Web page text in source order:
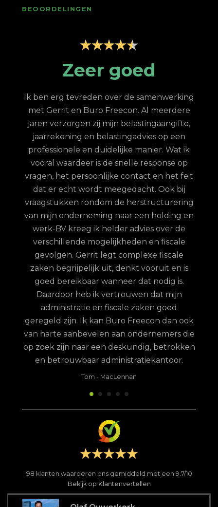
BEOORDELINGEN
Zeer goed
Ik ben erg tevreden over de samenwerking
met Gerrit en Buro Freecon. Al meerdere
jaren verzorgen zij mijn belastingaangifte,
jaarrekening en belastingadvies op een
professionele en duidelijke manier. Wat ik
vooral waardeer is de snelle response op
vragen, het persoonlijke contact en het feit
dat er echt wordt meegedacht. Ook bij
vraagstukken rondom de herstructurering
van mijn onderneming naar een holding en
werk-BV kreeg ik helder advies over de
verschillende mogelijkheden en fiscale
gevolgen. Gerrit legt complexe fiscale
zaken begrijpelijk uit, denkt vooruit en is
goed bereikbaar wanneer dat nodig is.
Daardoor heb ik vertrouwen dat mijn
administratie en fiscale zaken goed
geregeld zijn. Ik kan Buro Freecon dan ook
van harte aanbevelen aan ondernemers die
op zoek zijn naar een deskundig, betrokken
en betrouwbaar administratiekantoor.
Tom - MacLennan
98 klanten waarderen ons gemiddeld met een 9.7/10
Bekijk op Klantenvertellen